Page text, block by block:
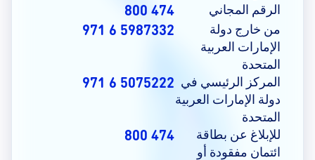
الرقم المجاني 474 800
من خارج دولة
الإمارات العربية
المتحدة
5987332 6 971
المركز الرئيسي في
دولة الإمارات العربية
المتحدة
5075222 6 971
للإبلاغ عن بطاقة
ائتمان مفقودة أو
474 800